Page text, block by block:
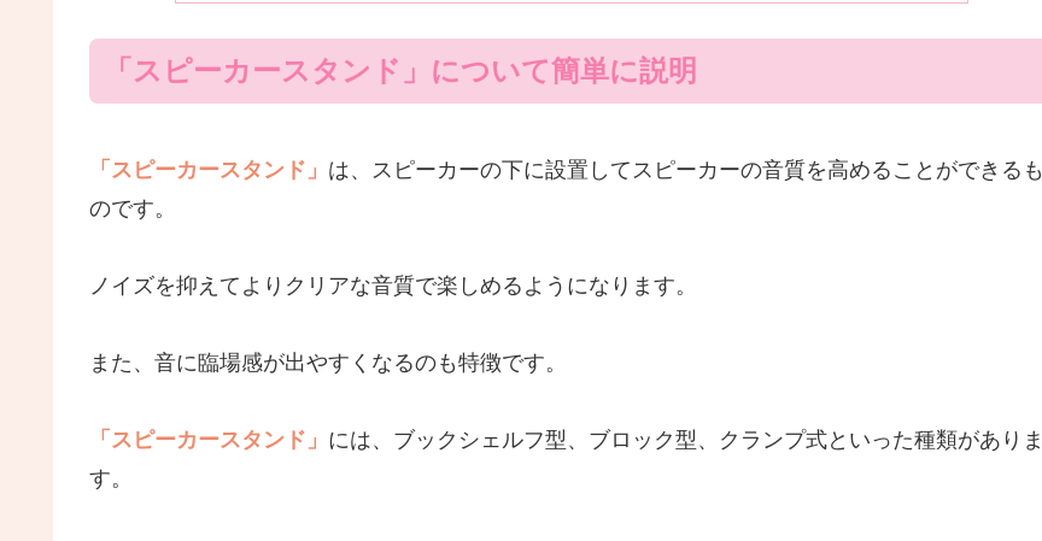
「スピーカースタンド」について簡単に説明
「スピーカースタンド」 は、スピーカーの下に設置してスピーカーの音質を高めることができるも
のです。
ノイズを抑えてよりクリアな音質で楽しめるようになります。
また、音に臨場感が出やすくなるのも特徴です。
「スピーカースタンド」 には、ブックシェルフ型、ブロック型、クランプ式といった種類がありま
す。